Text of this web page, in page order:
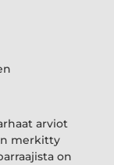
arviot
merkitty
on